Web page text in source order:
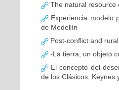
The natural resource
Experiencia modelo
de Medellín
Post-conflict and
-La tierra, un objeto
El concepto del
de los Clásicos, Keynes